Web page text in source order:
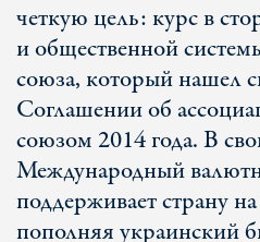
четкую цель: курс в
и общественной
союза, который нашел
Соглашении об
союзом 2014 года. В
Международный
поддерживает страну
пополняя украинский